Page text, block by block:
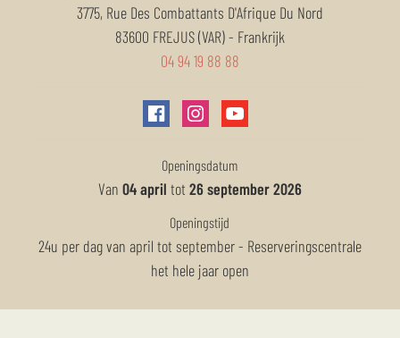
3775, Rue Des Combattants D'Afrique Du Nord
83600 FREJUS (VAR)- Frankrijk
04 94 19 88 88
Openingsdatum
Van 04 april tot 26 september 2026
Openingstijd
24u per dag van april tot september - Reserveringscentrale
het hele jaar open